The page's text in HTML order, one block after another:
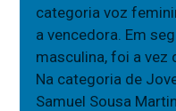
categoria voz
a vencedora. Em
masculina, foi a vez
Na categoria de
Samuel Sousa